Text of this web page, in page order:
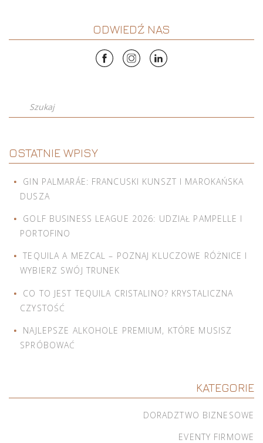
ODWIEDŹ NAS
Szukaj
OSTATNIE WPISY
GIN PALMARÁE: FRANCUSKI KUNSZT I MAROKAŃSKA
DUSZA
GOLF BUSINESS LEAGUE 2026: UDZIAŁ PAMPELLE I
PORTOFINO
TEQUILA A MEZCAL – POZNAJ KLUCZOWE RÓŻNICE I
WYBIERZ SWÓJ TRUNEK
CO TO JEST TEQUILA CRISTALINO? KRYSTALICZNA
CZYSTOŚĆ
NAJLEPSZE ALKOHOLE PREMIUM, KTÓRE MUSISZ
SPRÓBOWAĆ
KATEGORIE
DORADZTWO BIZNESOWE
EVENTY FIRMOWE